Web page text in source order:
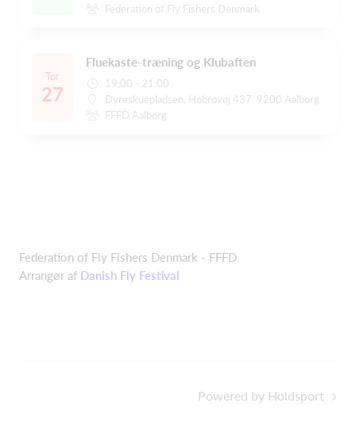
Federation of Fly Fishers Denmark
Tor
27
Fluekaste-træning og Klubaften
19:00 - 21:00
Dyreskuepladsen, Hobrovej 437, 9200 Aalborg
FFFD Aalborg
Federation of Fly Fishers Denmark - FFFD
Arrangør af Danish Fly Festival
Powered by Holdsport